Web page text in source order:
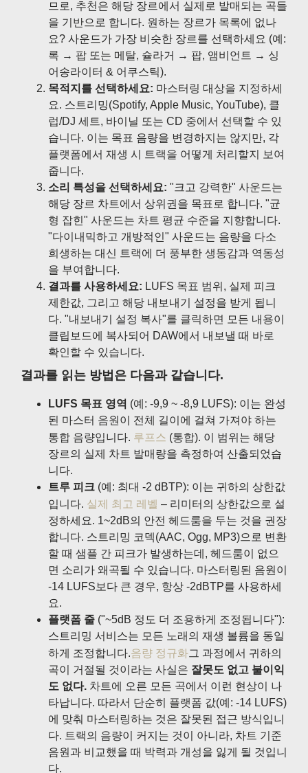
므로, 추천은 해당 장르에서 실제로 발매되는 곡들
을 기반으로 합니다. 원하는 장르가 목록에 없나
요? 사운드가 가장 비슷한 장르를 선택하세요 (예:
록 → 팝 또는 메탈, 슐라거 → 팝, 앰비언트 → 싱
어송라이터 & 어쿠스틱).
목적지를 선택하세요: 마스터링 대상을 지정하세
요. 스트리밍(Spotify, Apple Music, YouTube), 클
럽/DJ 세트, 바이닐 또는 CD 중에서 선택할 수 있
습니다. 이는 목표 음량을 변경하지는 않지만, 각
플랫폼에서 재생 시 트랙을 어떻게 처리할지 보여
줍니다.
소리 특성을 선택하세요: "크고 강력한" 사운드는
해당 장르 차트에서 상위권을 목표로 합니다. "균
형 잡힌" 사운드는 차트 평균 수준을 지향합니다.
"다이내믹하고 개방적인" 사운드는 음량을 다소
희생하는 대신 트랙에 더 풍부한 생동감과 역동성
을 부여합니다.
결과를 사용하세요: LUFS 목표 범위, 실제 피크
제한값, 그리고 해당 내보내기 설정을 받게 됩니
다. "내보내기 설정 복사"를 클릭하면 모든 내용이
클립보드에 복사되어 DAW에서 내보낼 때 바로
확인할 수 있습니다.
결과를 읽는 방법은 다음과 같습니다.
LUFS 목표 영역 (예: -9,9 ~ -8,9 LUFS): 이는 완성
된 마스터 음원이 전체 길이에 걸쳐 가져야 하는
통합 음량입니다. 루프스 (통합). 이 범위는 해당
장르의 실제 차트 발매량을 측정하여 산출되었습
니다.
트루 피크 (예: 최대 -2 dBTP): 이는 귀하의 상한값
입니다. 실제 최고 레벨 – 리미터의 상한값으로 설
정하세요. 1~2dB의 안전 헤드룸을 두는 것을 권장
합니다. 스트리밍 코덱(AAC, Ogg, MP3)으로 변환
할 때 샘플 간 피크가 발생하는데, 헤드룸이 없으
면 소리가 왜곡될 수 있습니다. 마스터링된 음원이
-14 LUFS보다 큰 경우, 항상 -2dBTP를 사용하세
요.
플랫폼 줄 ("~5dB 정도 더 조용하게 조정됩니다"):
스트리밍 서비스는 모든 노래의 재생 볼륨을 동일
하게 조정합니다.음량 정규화그 과정에서 귀하의
곡이 거절될 것이라는 사실은 잘못도 없고 불이익
도 없다. 차트에 오른 모든 곡에서 이런 현상이 나
타납니다. 따라서 단순히 플랫폼 값(예: -14 LUFS)
에 맞춰 마스터링하는 것은 잘못된 접근 방식입니
다. 트랙의 음량이 커지는 것이 아니라, 차트 기준
음원과 비교했을 때 박력과 개성을 잃게 될 것입니
다.